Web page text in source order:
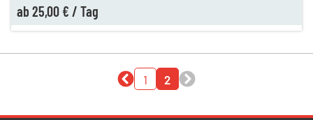
ab 25,00 € / Tag
1 2